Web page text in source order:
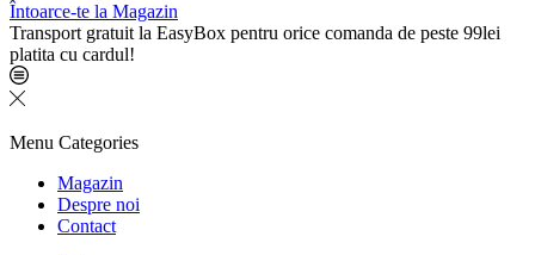
Întoarce-te la Magazin
Transport gratuit la EasyBox pentru orice comanda de peste 99lei
platita cu cardul!
Menu Categories
Magazin
Despre noi
Contact